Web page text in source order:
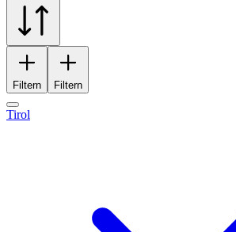
Filtern Filtern
Tirol